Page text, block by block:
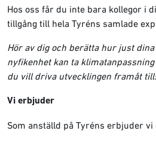
Hos oss får du inte bara kollegor i
tillgång till hela Tyréns samlade
Hör av dig och berätta hur just
nyfikenhet kan ta
du vill driva utvecklingen framåt
Vi erbjuder
Som anställd på Tyréns erbjuder vi